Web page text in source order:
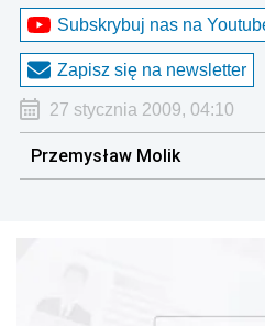
Subskrybuj nas na
Zapisz się na newsletter
27 stycznia 2009, 04:10
Przemysław Molik